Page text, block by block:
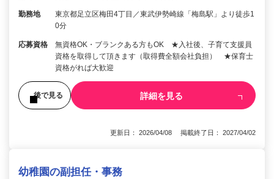
勤務地
東京都足立区梅田4丁目／東武伊勢崎線「梅島駅」より徒歩1
0分
応募資格
無資格OK・ブランクある方もOK ★入社後、子育て支援員
資格を取得して頂きます（取得費全額会社負担） ★保育士
資格がれば大歓迎
後で見る 詳細を見る
更新日： 2026/04/08 掲載終了日： 2027/04/02
幼稚園の副担任・事務